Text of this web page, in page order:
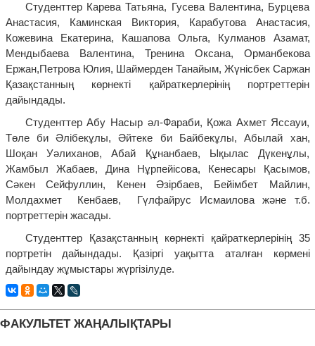
Студенттер Карева Татьяна, Гусева Валентина, Бурцева
Анастасия, Каминская Виктория, Карабутова Анастасия,
Кожевина Екатерина, Кашапова Ольга, Кулманов Азамат,
Мендыбаева Валентина, Тренина Оксана, Орманбекова
Ержан,Петрова Юлия, Шаймерден Танайым, Жүнісбек Саржан
Қазақстанның көрнекті қайраткерлерінің портреттерін
дайындады.
Студенттер Абу Насыр әл-Фараби, Қожа Ахмет Яссауи,
Төле би Әлібекұлы, Әйтеке би Байбекұлы, Абылай хан,
Шоқан Уәлиханов, Абай Құнанбаев, Ықылас Дүкенұлы,
Жамбыл Жабаев, Дина Нұрпейісова, Кенесары Қасымов,
Сәкен Сейфуллин, Кенен Әзірбаев, Бейімбет Майлин,
Молдахмет Кенбаев, Гүлфайрус Исмаилова және т.б.
портреттерін жасады.
Студенттер Қазақстанның көрнекті қайраткерлерінің 35
портретін дайындады. Қазіргі уақытта аталған көрмені
дайындау жұмыстары жүргізілуде.
ФАКУЛЬТЕТ ЖАҢАЛЫҚТАРЫ